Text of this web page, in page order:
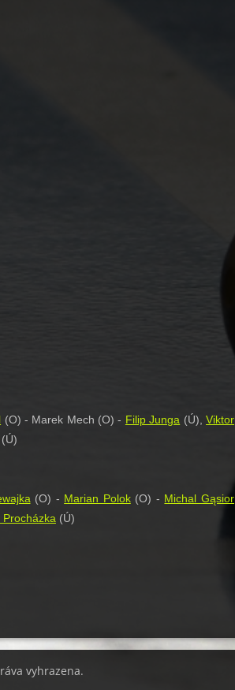
(O) - Marek Mech (O) - Filip Junga (Ú),Viktor
(Ú)
(O) - Marian Polok(O) - Michal Gąsior
Procházka (Ú)
vyhrazena.